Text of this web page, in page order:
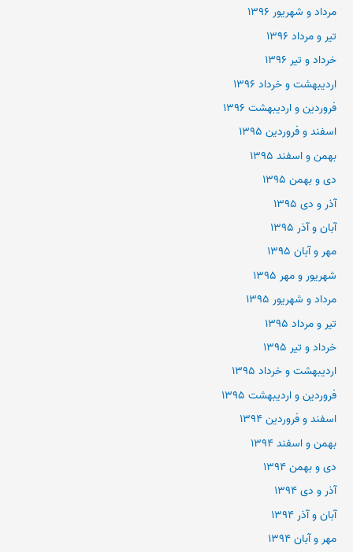
مرداد و شهریور ۱۳۹۶
تیر و مرداد ۱۳۹۶
خرداد و تیر ۱۳۹۶
اردیبهشت و خرداد ۱۳۹۶
فروردین و اردیبهشت ۱۳۹۶
اسفند و فروردین ۱۳۹۵
بهمن و اسفند ۱۳۹۵
دی و بهمن ۱۳۹۵
آذر و دی ۱۳۹۵
آبان و آذر ۱۳۹۵
مهر و آبان ۱۳۹۵
شهریور و مهر ۱۳۹۵
مرداد و شهریور ۱۳۹۵
تیر و مرداد ۱۳۹۵
خرداد و تیر ۱۳۹۵
اردیبهشت و خرداد ۱۳۹۵
فروردین و اردیبهشت ۱۳۹۵
اسفند و فروردین ۱۳۹۴
بهمن و اسفند ۱۳۹۴
دی و بهمن ۱۳۹۴
آذر و دی ۱۳۹۴
آبان و آذر ۱۳۹۴
مهر و آبان ۱۳۹۴